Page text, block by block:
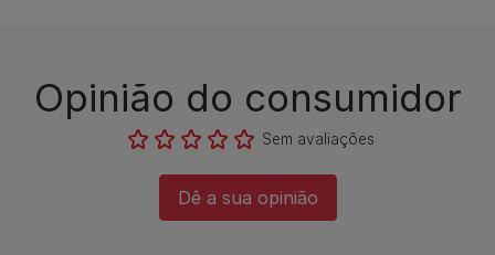
Opinião do consumidor​
Sem avaliações​
Dê a sua opinião​